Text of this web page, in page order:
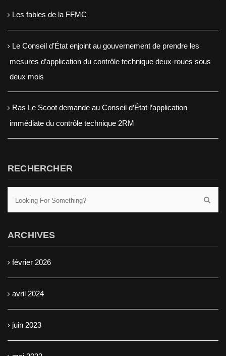
Les fables de la FFMC
Le Conseil d’État enjoint au gouvernement de prendre les
mesures d’application du contrôle technique deux-roues sous
deux mois
Ras Le Scoot demande au Conseil d’État l’application
immédiate du contrôle technique 2RM
RECHERCHER
ARCHIVES
février 2026
avril 2024
juin 2023